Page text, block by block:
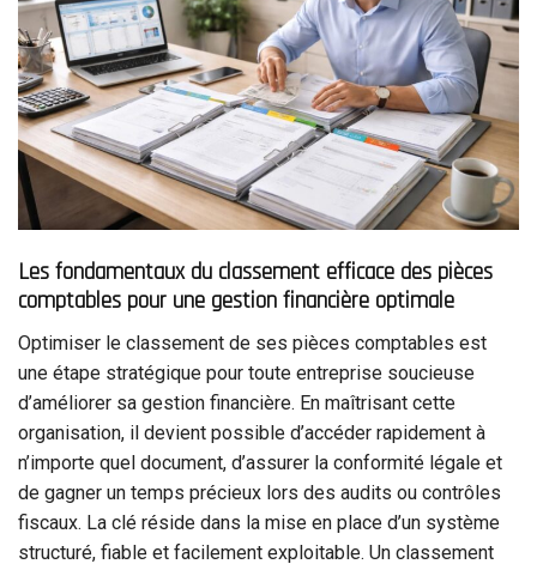
Les fondamentaux du classement efficace des pièces
comptables pour une gestion financière optimale
Optimiser le classement de ses pièces comptables est
une étape stratégique pour toute entreprise soucieuse
d’améliorer sa gestion financière. En maîtrisant cette
organisation, il devient possible d’accéder rapidement à
n’importe quel document, d’assurer la conformité légale et
de gagner un temps précieux lors des audits ou contrôles
fiscaux. La clé réside dans la mise en place d’un système
structuré, fiable et facilement exploitable. Un classement